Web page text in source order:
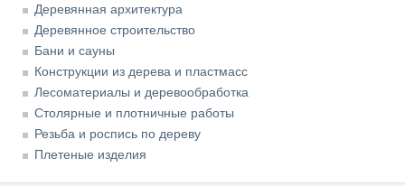
Деревянная архитектура
Деревянное строительство
Бани и сауны
Конструкции из дерева и пластмасс
Лесоматериалы и деревообработка
Столярные и плотничные работы
Резьба и роспись по дереву
Плетеные изделия